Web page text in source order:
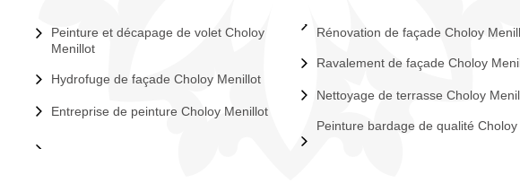
Peinture et décapage de volet Choloy
Menillot
Hydrofuge de façade Choloy Menillot
Entreprise de peinture Choloy Menillot
Rénovation de façade Choloy
Ravalement de façade Choloy
Nettoyage de terrasse Choloy
Peinture bardage de qualité Choloy